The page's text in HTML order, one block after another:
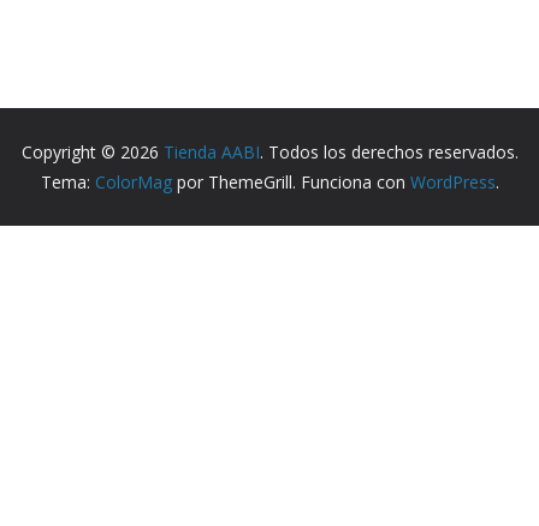
Copyright © 2026 Tienda AABI. Todos los derechos reservados.
Tema: ColorMagpor ThemeGrill. Funciona con WordPress.